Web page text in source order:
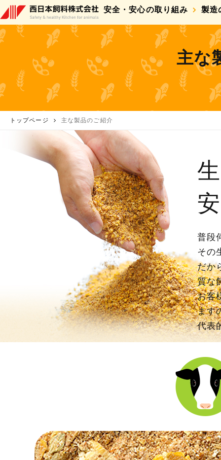
安全・安心の取り組み 製造
主な
トップページ 主な製品のご紹介
普段
その
だか
質な
お客
ます
代表